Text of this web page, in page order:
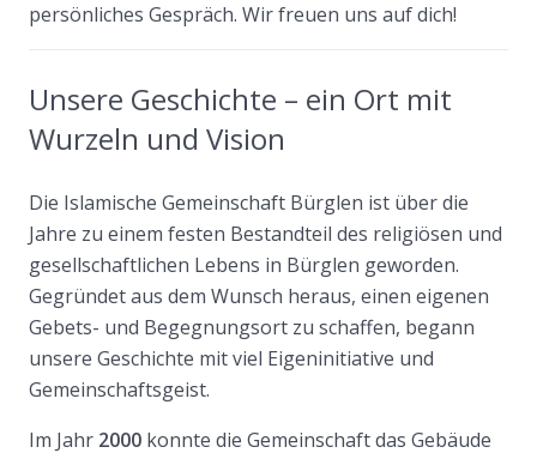
persönliches Gespräch. Wir freuen uns auf dich!
Unsere Geschichte – ein Ort mit
Wurzeln und Vision
Die Islamische Gemeinschaft Bürglen ist über die
Jahre zu einem festen Bestandteil des religiösen und
gesellschaftlichen Lebens in Bürglen geworden.
Gegründet aus dem Wunsch heraus, einen eigenen
Gebets- und Begegnungsort zu schaffen, begann
unsere Geschichte mit viel Eigeninitiative und
Gemeinschaftsgeist.
Im Jahr 2000 konnte die Gemeinschaft das Gebäude